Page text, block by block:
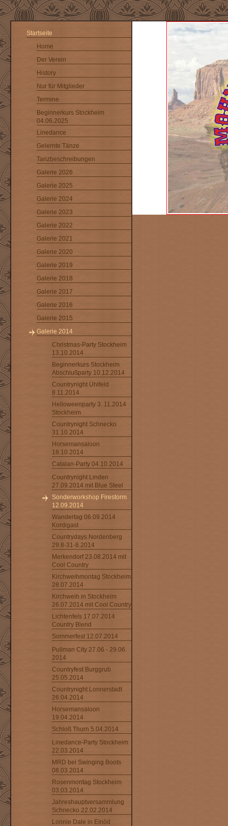
Startseite
Home
Der Verein
History
Nur für Mitglieder
Termine
Beginnerkurs Stockheim
04.06.2025
Linedance
Gelernte Tänze
Tanzbeschreibungen
Galerie 2026
Galerie 2025
Galerie 2024
Galerie 2023
Galerie 2022
Galerie 2021
Galerie 2020
Galerie 2019
Galerie 2018
Galerie 2017
Galerie 2016
Galerie 2015
Galerie 2014
Christmas-Party Stockheim
13.10.2014
Beginnerkurs Stockheim
Abschlußparty 10.12.2014
Countrynight Ühlfeld
8.11.2014
Helloweenparty 3. 11.2014
Stockheim
Countrynight Schnecko
31.10.2014
Horsemansaloon
18.10.2014
Catalan-Party 04.10.2014
Countrynight Linden
27.09.2014 mit Blue Steel
Sonderworkshop Firestorm
12.09.2014
Wandertag 06.09.2014
Kordigast
Countrydays Nordenberg
29.8-31-8.2014
Merkendorf 23.08.2014 mit
Cool Country
Kirchweihmontag Stockheim
28.07.2014
Kirchweih in Stockheim
26.07.2014 mit Cool Country
Lichtenfels 17.07.2014
Country Blend
Sommerfest 12.07.2014
Pullman City 27.06 - 29.06.
2014
Countryfest Burggrub
25.05.2014
Countrynight Lonnerstadt
26.04.2014
Horsemansaloon
19.04.2014
Schloß Thurn 5.04.2014
Linedance-Party Stockheim
22.03.2014
MRD bei Swinging Boots
08.03.2014
Rosenmontag Stockheim
03.03.2014
Jahreshauptversammlung
Schnecko 22.02.2014
Lonnie Dale in Einöd